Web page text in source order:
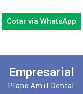
Cotar via WhatsApp
Empresarial
Plano Amil Dental